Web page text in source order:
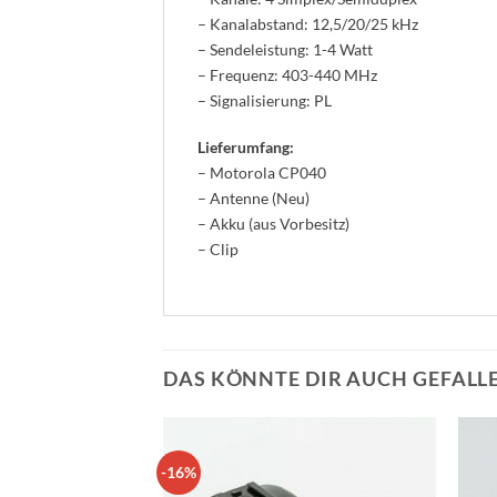
– Kanalabstand: 12,5/20/25 kHz
– Sendeleistung: 1-4 Watt
– Frequenz: 403-440 MHz
– Signalisierung: PL
Lieferumfang:
– Motorola CP040
– Antenne (Neu)
– Akku (aus Vorbesitz)
– Clip
DAS KÖNNTE DIR AUCH
-16%